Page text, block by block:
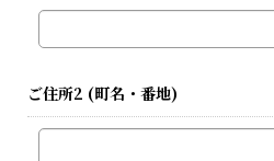
ご住所2 (町名・番地)